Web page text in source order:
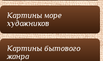
Картины море
художников
Картины бытового
жанра